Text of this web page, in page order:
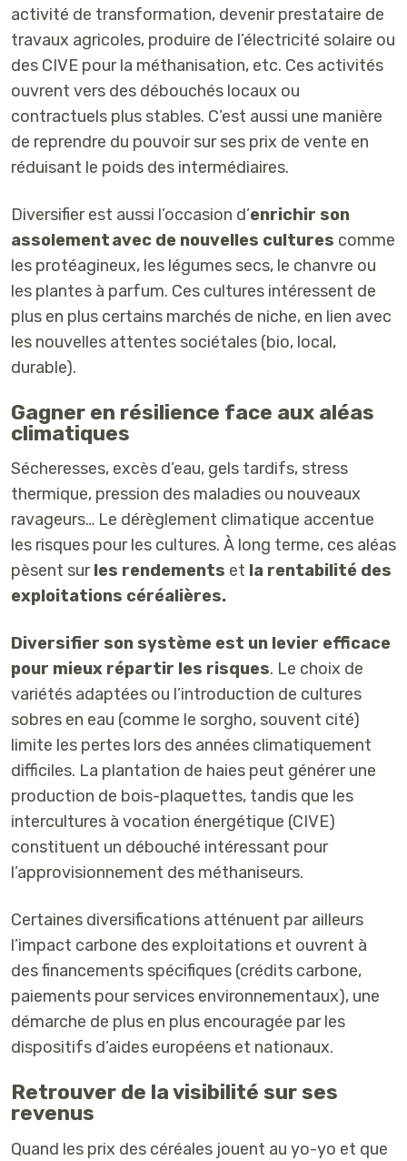
activité de transformation, devenir prestataire de
travaux agricoles, produire de l’électricité solaire ou
des CIVE pour la méthanisation, etc. Ces activités
ouvrent vers des débouchés locaux ou
contractuels plus stables. C’est aussi une manière
de reprendre du pouvoir sur ses prix de vente en
réduisant le poids des intermédiaires.
Diversifier est aussi l’occasion d’enrichir son
assolement avec de nouvelles cultures comme
les protéagineux, les légumes secs, le chanvre ou
les plantes à parfum. Ces cultures intéressent de
plus en plus certains marchés de niche, en lien avec
les nouvelles attentes sociétales (bio, local,
durable).
Gagner en résilience face aux aléas
climatiques
Sécheresses, excès d’eau, gels tardifs, stress
thermique, pression des maladies ou nouveaux
ravageurs… Le dérèglement climatique accentue
les risques pour les cultures. À long terme, ces aléas
pèsent surles rendements et la rentabilité des
exploitations céréalières.
Diversifier son système est un levier efficace
pour mieux répartir les risques. Le choix de
variétés adaptées ou l’introduction de cultures
sobres en eau (comme le sorgho, souvent cité)
limite les pertes lors des années climatiquement
difficiles. La plantation de haies peut générer une
production de bois-plaquettes, tandis que les
intercultures à vocation énergétique (CIVE)
constituent un débouché intéressant pour
l’approvisionnement des méthaniseurs.
Certaines diversifications atténuent par ailleurs
l’impact carbone des exploitations et ouvrent à
des financements spécifiques (crédits carbone,
paiements pour services environnementaux), une
démarche de plus en plus encouragée par les
dispositifs d’aides européens et nationaux.
Retrouver de la visibilité sur ses
revenus
Quand les prix des céréales jouent au yo-yo et que